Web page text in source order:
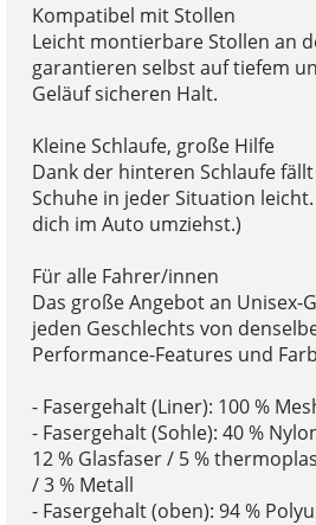
Kompatibel mit Stollen
Leicht montierbare Stollen an
garantieren selbst auf tiefem
Geläuf sicheren Halt.
Kleine Schlaufe, große Hilfe
Dank der hinteren Schlaufe
Schuhe in jeder Situation leicht.
dich im Auto umziehst.)
Für alle Fahrer/innen
Das große Angebot an Unisex-
jeden Geschlechts von
Performance-Features und
- Fasergehalt (Liner): 100 %
- Fasergehalt (Sohle): 40 %
12 % Glasfaser / 5 %
/ 3 % Metall
- Fasergehalt (oben): 94 %